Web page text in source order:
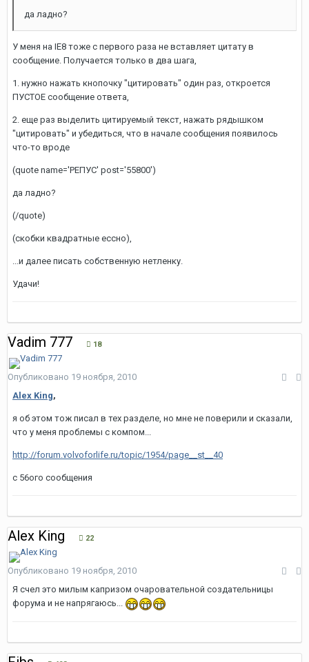
да ладно?
У меня на IE8 тоже с первого раза не вставляет цитату в
сообщение. Получается только в два шага,
1. нужно нажать кнопочку "цитировать" один раз, откроется
ПУСТОЕ сообщение ответа,
2. еще раз выделить цитируемый текст, нажать рядышком
"цитировать" и убедиться, что в начале сообщения появилось
что-то вроде
(quote name='РЕПУС' post='55800')
да ладно?
(/quote)
(скобки квадратные ессно),
...и далее писать собственную нетленку.
Удачи!
Vadim 777 18
Опубликовано 19 ноября, 2010
Alex King,
я об этом тож писал в тех разделе, но мне не поверили и сказали,
что у меня проблемы с компом...
http://forum.volvoforlife.ru/topic/1954/page__st__40
с 56ого сообщения
Alex King 22
Опубликовано 19 ноября, 2010
Я счел это милым капризом очаровательной создательницы
форума и не напрягаюсь...